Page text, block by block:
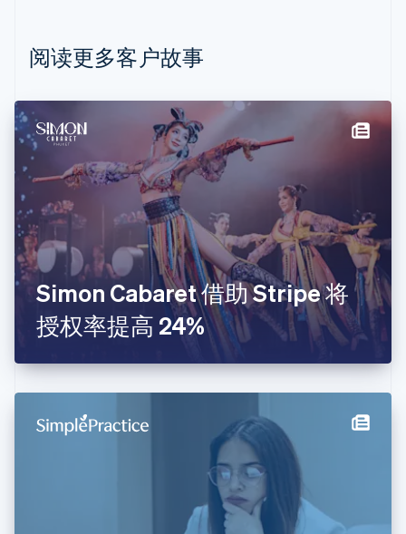
阅读更多客户故事
Simon Cabaret 借助 Stripe 将
授权率提高 24%
Nederlands Français Deutsch
波兰
丹麦
English
德国
法国
芬兰
荷兰
NederlandsEnglish
加拿大
捷克
克罗地亚
English
立陶宛